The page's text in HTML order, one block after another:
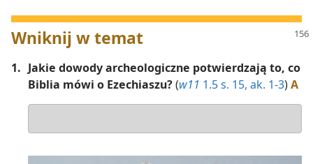
Wniknij w temat
1. Jakie dowody archeologiczne potwierdzają to, co
Biblia mówi o Ezechiaszu?(w11 1.5 s. 15, ak. 1-3)A